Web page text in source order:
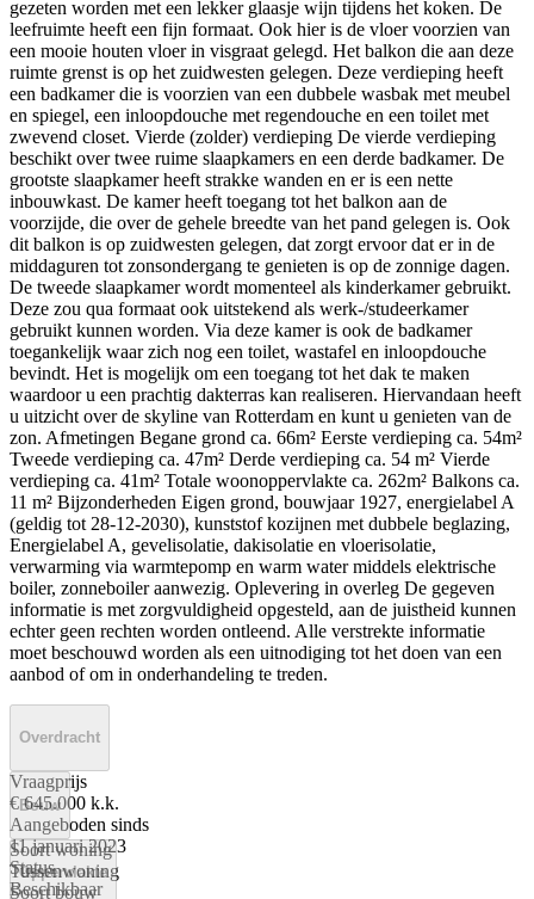
gezeten worden met een lekker glaasje wijn tijdens het koken. De
leefruimte heeft een fijn formaat. Ook hier is de vloer voorzien van
een mooie houten vloer in visgraat gelegd. Het balkon die aan deze
ruimte grenst is op het zuidwesten gelegen. Deze verdieping heeft
een badkamer die is voorzien van een dubbele wasbak met meubel
en spiegel, een inloopdouche met regendouche en een toilet met
zwevend closet. Vierde (zolder) verdieping De vierde verdieping
beschikt over twee ruime slaapkamers en een derde badkamer. De
grootste slaapkamer heeft strakke wanden en er is een nette
inbouwkast. De kamer heeft toegang tot het balkon aan de
voorzijde, die over de gehele breedte van het pand gelegen is. Ook
dit balkon is op zuidwesten gelegen, dat zorgt ervoor dat er in de
middaguren tot zonsondergang te genieten is op de zonnige dagen.
De tweede slaapkamer wordt momenteel als kinderkamer gebruikt.
Deze zou qua formaat ook uitstekend als werk-/studeerkamer
gebruikt kunnen worden. Via deze kamer is ook de badkamer
toegankelijk waar zich nog een toilet, wastafel en inloopdouche
bevindt. Het is mogelijk om een toegang tot het dak te maken
waardoor u een prachtig dakterras kan realiseren. Hiervandaan heeft
u uitzicht over de skyline van Rotterdam en kunt u genieten van de
zon. Afmetingen Begane grond ca. 66m² Eerste verdieping ca. 54m²
Tweede verdieping ca. 47m² Derde verdieping ca. 54 m² Vierde
verdieping ca. 41m² Totale woonoppervlakte ca. 262m² Balkons ca.
11 m² Bijzonderheden Eigen grond, bouwjaar 1927, energielabel A
(geldig tot 28-12-2030), kunststof kozijnen met dubbele beglazing,
Energielabel A, gevelisolatie, dakisolatie en vloerisolatie,
verwarming via warmtepomp en warm water middels elektrische
boiler, zonneboiler aanwezig. Oplevering in overleg De gegeven
informatie is met zorgvuldigheid opgesteld, aan de juistheid kunnen
echter geen rechten worden ontleend. Alle verstrekte informatie
moet beschouwd worden als een uitnodiging tot het doen van een
aanbod of om in onderhandeling te treden.
Overdracht
Vraagprijs
€ 645.000 k.k.
Aangeboden sinds
11 januari 2023
Status
Beschikbaar
Bouw
Soort woning
Tussenwoning
Soort bouw
Oppervlakte